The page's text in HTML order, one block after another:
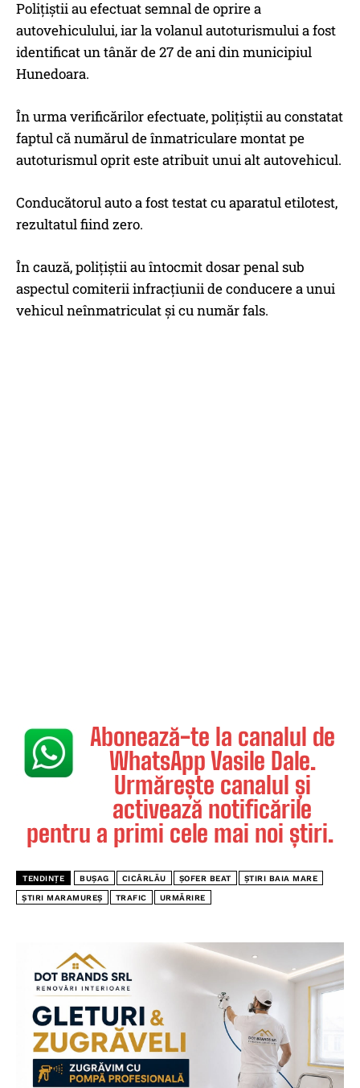
Polițiștii au efectuat semnal de oprire a
autovehiculului, iar la volanul autoturismului a fost
identificat un tânăr de 27 de ani din municipiul
Hunedoara.
În urma verificărilor efectuate, polițiștii au constatat
faptul că numărul de înmatriculare montat pe
autoturismul oprit este atribuit unui alt autovehicul.
Conducătorul auto a fost testat cu aparatul etilotest,
rezultatul fiind zero.
În cauză, polițiștii au întocmit dosar penal sub
aspectul comiterii infracțiunii de conducere a unui
vehicul neînmatriculat și cu număr fals.
Abonează-te la canalul de
WhatsApp Vasile Dale.
Urmărește canalul și
activează notificările
pentru a primi cele mai noi știri.
TENDINȚE BUȘAG CICÂRLĂU ȘOFER BEAT ȘTIRI BAIA MARE
ȘTIRI MARAMUREȘ TRAFIC URMĂRIRE